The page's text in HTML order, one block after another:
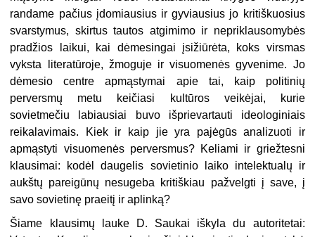
randame pačius įdomiausius ir gyviausius jo kritiškuosius
svarstymus, skirtus tautos atgimimo ir nepriklausomybės
pradžios laikui, kai dėmesingai įsižiūrėta, koks virsmas
vyksta literatūroje, žmoguje ir visuomenės gyvenime. Jo
dėmesio centre apmąstymai apie tai, kaip politinių
perversmų metu keičiasi kultūros veikėjai, kurie
sovietmečiu labiausiai buvo išprievartauti ideologiniais
reikalavimais. Kiek ir kaip jie yra pajėgūs analizuoti ir
apmąstyti visuomenės perversmus? Keliami ir griežtesni
klausimai: kodėl daugelis sovietinio laiko intelektualų ir
aukštų pareigūnų nesugeba kritiškiau pažvelgti į save, į
savo sovietinę praeitį ir aplinką?
Šiame klausimų lauke D. Saukai iškyla du autoritetai: